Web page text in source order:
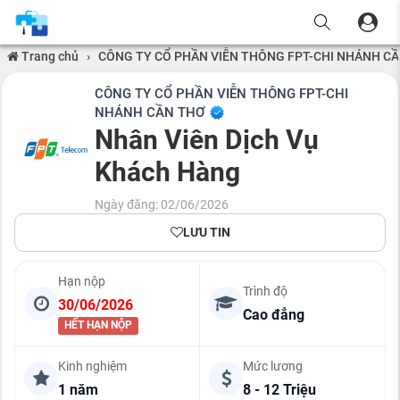
Trang chủ › CÔNG TY CỔ PHẦN VIỄN THÔNG FPT-CHI NHÁNH
CÔNG TY CỔ PHẦN VIỄN THÔNG FPT-CHI
NHÁNH CẦN THƠ
Nhân Viên Dịch Vụ
Khách Hàng
Ngày đăng: 02/06/2026
LƯU TIN
Hạn nộp
30/06/2026
HẾT HẠN NỘP
Trình độ
Cao đẳng
Kinh nghiệm
1 năm
Mức lương
8 - 12 Triệu